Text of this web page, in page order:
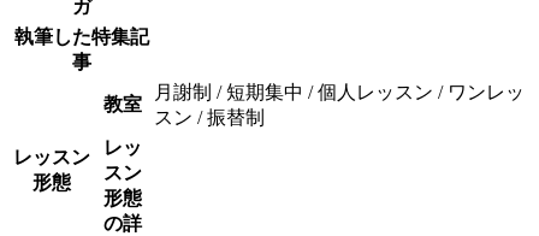
ガ
執筆した特集記
事
レッスン
形態
教室
月謝制 / 短期集中 / 個人レッスン / ワンレッ
スン / 振替制
レッ
スン
形態
の詳